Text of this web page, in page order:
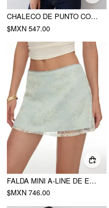
CHALECO DE PUNTO CON CUELLO POLO
$MXN 547.00
FALDA MINI A-LINE DE ENCAJE JACQUARD FLORAL DE CINTURA BAJA
$MXN 746.00